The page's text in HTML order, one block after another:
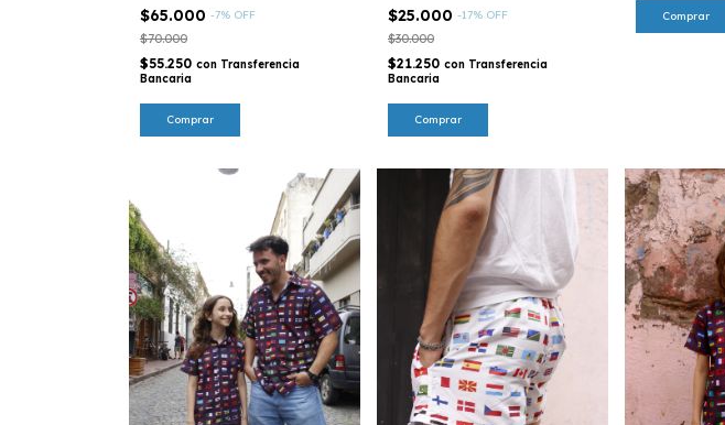
$65.000 -7% OFF
$70.000
$55.250 con Transferencia
Bancaria
Comprar
$25.000 -17% OFF
$30.000
$21.250 con Transferencia
Bancaria
Comprar